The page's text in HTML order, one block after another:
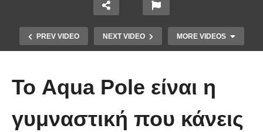
PREV VIDEO NEXT VIDEO MORE VIDEOS
Το Aqua Pole είναι η
γυμναστική που κάνεις